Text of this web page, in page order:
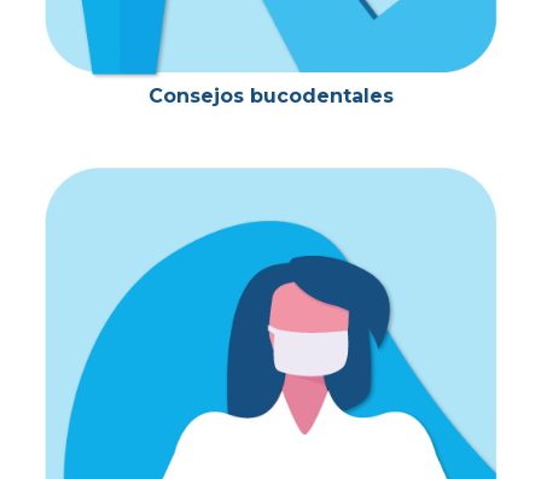
Consejos bucodentales